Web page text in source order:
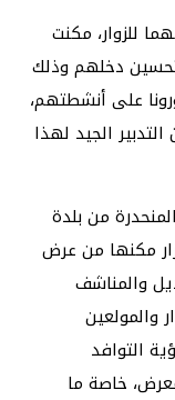
للزوار، مكنت
دخلهم وذلك
على أنشطتهم،
الجيد لهذا
من بلدة
مكنها من عرض
والمناشف
والمولعين
التوافد
خاصة ما